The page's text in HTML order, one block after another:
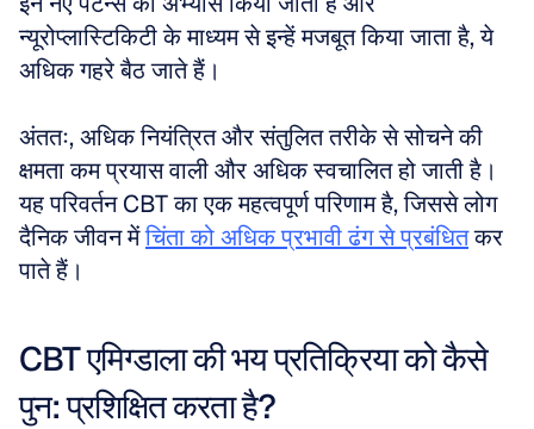
न्यूरोप्लास्टिकिटी के माध्यम से इन्हें मजबूत किया जाता है, ये
अधिक गहरे बैठ जाते हैं।
अंततः, अधिक नियंत्रित और संतुलित तरीके से सोचने की
क्षमता कम प्रयास वाली और अधिक स्वचालित हो जाती है।
यह परिवर्तन CBT का एक महत्वपूर्ण परिणाम है, जिससे लोग
दैनिक जीवन में चिंता को अधिक प्रभावी ढंग से प्रबंधित कर
पाते हैं।
CBT एमिग्डाला की भय प्रतिक्रिया को कैसे
पुन: प्रशिक्षित करता है?